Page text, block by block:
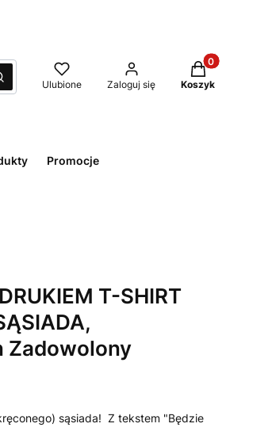
Ulubione Zaloguj się
Produkty w
Koszyk
Promocje
T-SHIRT
Zadowolony
sąsiada! Z tekstem "Będzie